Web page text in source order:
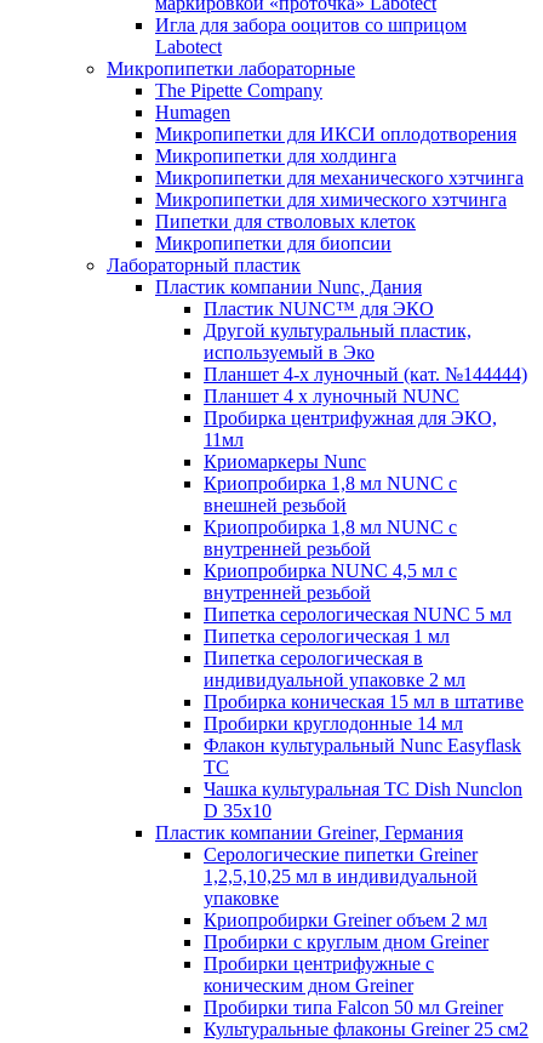
Игла для забора ооцитов со шприцом
Labotect
Микропипетки лабораторные
The Pipette Company
Humagen
Микропипетки для ИКСИ оплодотворения
Микропипетки для холдинга
Микропипетки для механического хэтчинга
Микропипетки для химического хэтчинга
Пипетки для стволовых клеток
Микропипетки для биопсии
Лабораторный пластик
Пластик компании Nunc, Дания
Пластик NUNC™ для ЭКО
Другой культуральный пластик,
используемый в Эко
Планшет 4-х луночный (кат. №144444)
Планшет 4 х луночный NUNC
Пробирка центрифужная для ЭКО,
11мл
Криомаркеры Nunc
Криопробирка 1,8 мл NUNC с
внешней резьбой
Криопробирка 1,8 мл NUNC с
внутренней резьбой
Криопробирка NUNC 4,5 мл с
внутренней резьбой
Пипетка серологическая NUNC 5 мл
Пипетка серологическая 1 мл
Пипетка серологическая в
индивидуальной упаковке 2 мл
Пробирка коническая 15 мл в штативе
Пробирки круглодонные 14 мл
Флакон культуральный Nunc Easyflask
TC
Чашка культуральная TC Dish Nunclon
D 35x10
Пластик компании Greiner, Германия
Серологические пипетки Greiner
1,2,5,10,25 мл в индивидуальной
упаковке
Криопробирки Greiner объем 2 мл
Пробирки с круглым дном Greiner
Пробирки центрифужные с
коническим дном Greiner
Пробирки типа Falcon 50 мл Greiner
Культуральные флаконы Greiner 25 см2